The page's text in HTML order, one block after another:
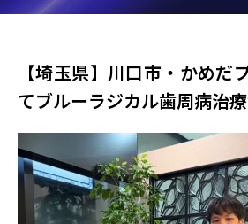
【埼玉県】川口市・かめだ
てブルーラジカル歯周病治